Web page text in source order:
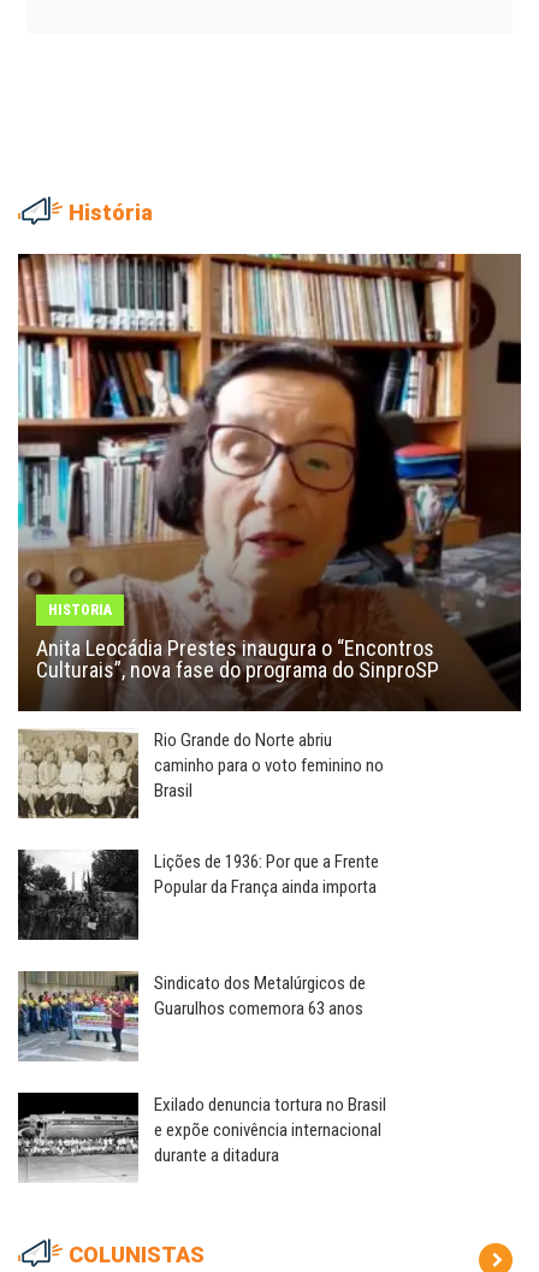
História
HISTORIA
Anita Leocádia Prestes inaugura o “Encontros
Culturais”, nova fase do programa do SinproSP
Rio Grande do Norte abriu
caminho para o voto feminino no
Brasil
Lições de 1936: Por que a Frente
Popular da França ainda importa
Sindicato dos Metalúrgicos de
Guarulhos comemora 63 anos
Exilado denuncia tortura no Brasil
e expõe conivência internacional
durante a ditadura
COLUNISTAS